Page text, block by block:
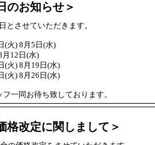
のお知らせ＞
とさせていただきます。
(火) 8月5日(水)
月12日(水)
(火) 8月19日(水)
(火) 8月26日(水)
一同お待ち致しております。
格改定に関しまして＞